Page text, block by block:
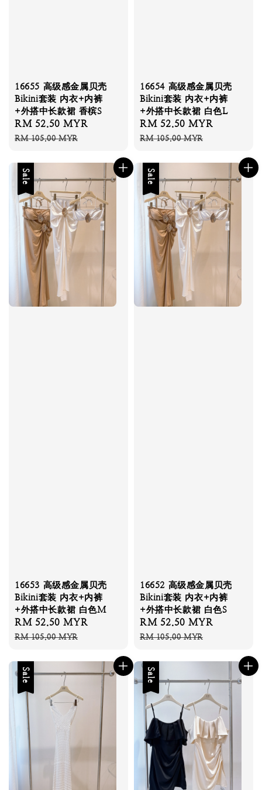
16655 高级感金属贝壳
Bikini套装 内衣+内裤
+外搭中长款裙 香槟S
Sale
price
RM 52.50 MYR
RM 105.00 MYR
16654 高级感金属贝壳
Bikini套装 内衣+内裤
+外搭中长款裙 白色L
Sale
price
RM 52.50 MYR
RM 105.00 MYR
Sale
16653 高级感金属贝壳
Bikini套装 内衣+内裤
+外搭中长款裙 白色M
Sale
price
RM 52.50 MYR
RM 105.00 MYR
Sale
16652 高级感金属贝壳
Bikini套装 内衣+内裤
+外搭中长款裙 白色S
Sale
price
RM 52.50 MYR
RM 105.00 MYR
Sale Sale